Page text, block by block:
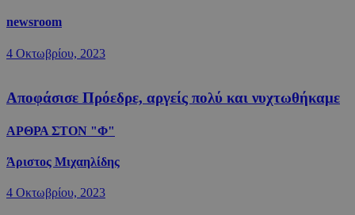
newsroom
4 Οκτωβρίου, 2023
Αποφάσισε Πρόεδρε, αργείς πολύ και νυχτωθήκαμε
ΑΡΘΡΑ ΣΤΟΝ "Φ"
Άριστος Μιχαηλίδης
4 Οκτωβρίου, 2023